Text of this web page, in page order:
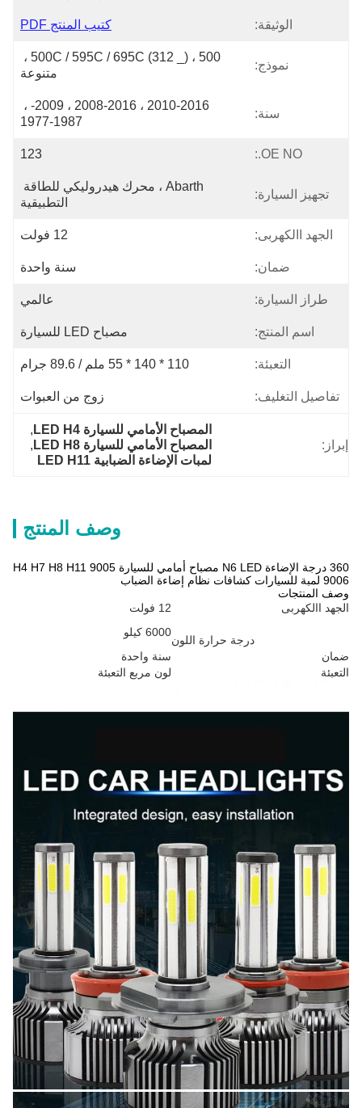
الوثيقة: كتيب المنتج PDF
نموذج:
500 ، 500C / 595C / 695C (312 _) ،
متنوعة
سنة:
2010-2016 ، 2008-2016 ، 2009- ،
1977-1987
OE NO.:
123
تجهيز السيارة:
Abarth ، محرك هيدروليكي للطاقة
التطبيقية
الجهد االكهربى: 12 فولت
ضمان: سنة واحدة
طراز السيارة: عالمي
اسم المنتج: مصباح LED للسيارة
التعبئة: 110 * 140 * 55 ملم / 89.6 جرام
تفاصيل التغليف: زوج من العبوات
إبراز:
المصباح الأمامي للسيارة LED H4
,
المصباح الأمامي للسيارة LED H8
,
لمبات الإضاءة الضبابية LED H11
وصف المنتج
360 درجة الإضاءة N6 LED مصباح أمامي للسيارة H4 H7 H8 H11 9005
9006 لمبة للسيارات كشافات نظام إضاءة الضباب
وصف المنتجات
الجهد االكهربى
12 فولت
درجة حرارة اللون
6000 كيلو
ضمان
سنة واحدة
التعبئة
لون مربع التعبئة